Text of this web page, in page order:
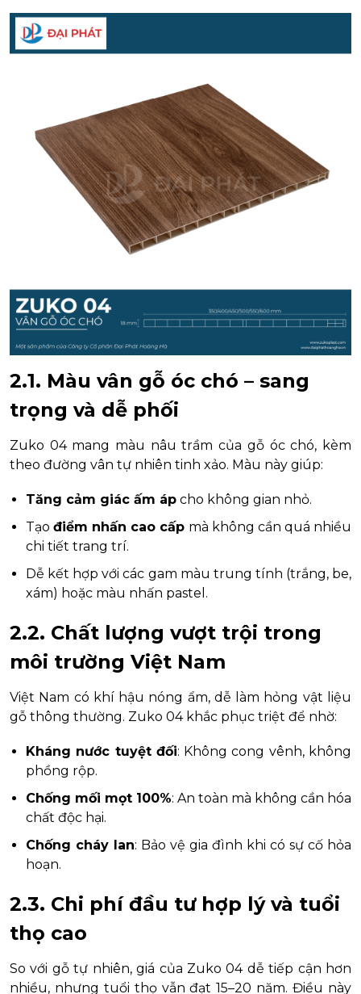
2.1. Màu vân gỗ óc chó – sang
trọng và dễ phối
Zuko 04 mang màu nâu trầm của gỗ óc chó, kèm
theo đường vân tự nhiên tinh xảo. Màu này giúp:
Tăng cảm giác ấm áp cho không gian nhỏ.
Tạođiểm nhấn cao cấp mà không cần quá nhiều
chi tiết trang trí.
Dễ kết hợp với các gam màu trung tính (trắng, be,
xám) hoặc màu nhấn pastel.
2.2. Chất lượng vượt trội trong
môi trường Việt Nam
Việt Nam có khí hậu nóng ẩm, dễ làm hỏng vật liệu
gỗ thông thường. Zuko 04 khắc phục triệt để nhờ:
Kháng nước tuyệt đối: Không cong vênh, không
phồng rộp.
Chống mối mọt 100%: An toàn mà không cần hóa
chất độc hại.
Chống cháy lan: Bảo vệ gia đình khi có sự cố hỏa
hoạn.
2.3. Chi phí đầu tư hợp lý và tuổi
thọ cao
So với gỗ tự nhiên, giá của Zuko 04 dễ tiếp cận hơn
nhiều, nhưng tuổi thọ vẫn đạt 15–20 năm. Điều này